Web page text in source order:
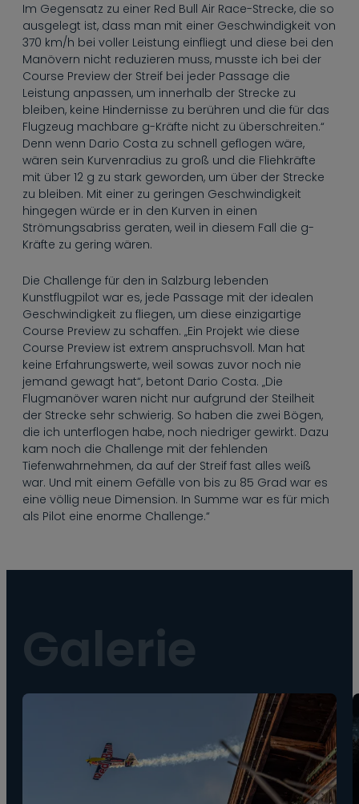
Im Gegensatz zu einer Red Bull Air Race-Strecke, die so
ausgelegt ist, dass man mit einer Geschwindigkeit von
370 km/h bei voller Leistung einfliegt und diese bei den
Manövern nicht reduzieren muss, musste ich bei der
Course Preview der Streif bei jeder Passage die
Leistung anpassen, um innerhalb der Strecke zu
bleiben, keine Hindernisse zu berühren und die für das
Flugzeug machbare g-Kräfte nicht zu überschreiten.“
Denn wenn Dario Costa zu schnell geflogen wäre,
wären sein Kurvenradius zu groß und die Fliehkräfte
mit über 12 g zu stark geworden, um über der Strecke
zu bleiben. Mit einer zu geringen Geschwindigkeit
hingegen würde er in den Kurven in einen
Strömungsabriss geraten, weil in diesem Fall die g-
Kräfte zu gering wären.
Die Challenge für den in Salzburg lebenden
Kunstflugpilot war es, jede Passage mit der idealen
Geschwindigkeit zu fliegen, um diese einzigartige
Course Preview zu schaffen. „Ein Projekt wie diese
Course Preview ist extrem anspruchsvoll. Man hat
keine Erfahrungswerte, weil sowas zuvor noch nie
jemand gewagt hat“, betont Dario Costa. „Die
Flugmanöver waren nicht nur aufgrund der Steilheit
der Strecke sehr schwierig. So haben die zwei Bögen,
die ich unterflogen habe, noch niedriger gewirkt. Dazu
kam noch die Challenge mit der fehlenden
Tiefenwahrnehmen, da auf der Streif fast alles weiß
war. Und mit einem Gefälle von bis zu 85 Grad war es
eine völlig neue Dimension. In Summe war es für mich
als Pilot eine enorme Challenge.“
Galerie